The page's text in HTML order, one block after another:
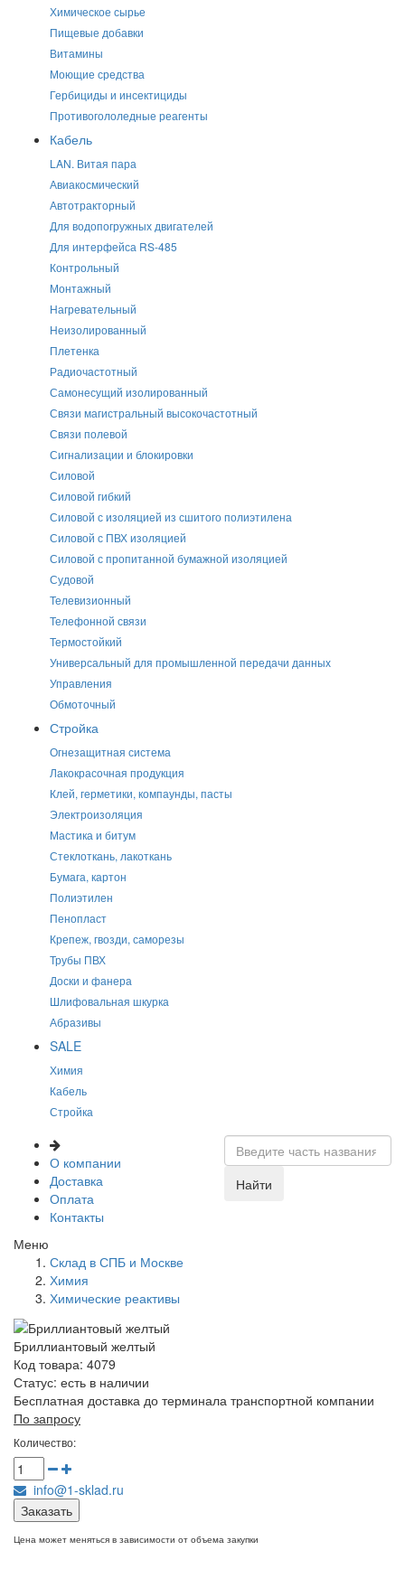
Химическое сырье
Пищевые добавки
Витамины
Моющие средства
Гербициды и инсектициды
Противогололедные реагенты
Кабель
LAN. Витая пара
Авиакосмический
Автотракторный
Для водопогружных двигателей
Для интерфейса RS-485
Контрольный
Монтажный
Нагревательный
Неизолированный
Плетенка
Радиочастотный
Самонесущий изолированный
Связи магистральный высокочастотный
Связи полевой
Сигнализации и блокировки
Силовой
Силовой гибкий
Силовой с изоляцией из сшитого полиэтилена
Силовой с ПВХ изоляцией
Силовой с пропитанной бумажной изоляцией
Судовой
Телевизионный
Телефонной связи
Термостойкий
Универсальный для промышленной передачи данных
Управления
Обмоточный
Стройка
Огнезащитная система
Лакокрасочная продукция
Клей, герметики, компаунды, пасты
Электроизоляция
Мастика и битум
Стеклоткань, лакоткань
Бумага, картон
Полиэтилен
Пенопласт
Крепеж, гвозди, саморезы
Трубы ПВХ
Доски и фанера
Шлифовальная шкурка
Абразивы
SALE
Химия
Кабель
Стройка
О компании
Доставка
Оплата
Контакты
Найти
Меню
Склад в СПБ и Москве
Химия
Химические реактивы
Бриллиантовый желтый
Код товара: 4079
Статус: есть в наличии
Бесплатная доставка до терминала транспортной компании
По запросу
Количество:
info@1-sklad.ru
Заказать
Цена может меняться в зависимости от объема закупки